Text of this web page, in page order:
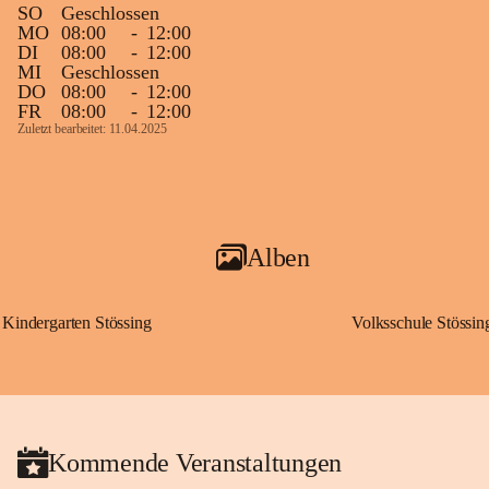
SO
Geschlossen
MO 08:00 - 12:00
DI
08:00 - 12:00
MI
Geschlossen
DO
08:00 - 12:00
FR
08:00 - 12:00
Zuletzt bearbeitet: 11.04.2025
Alben
Kindergarten Stössing Volksschule
Kommende Veranstaltungen